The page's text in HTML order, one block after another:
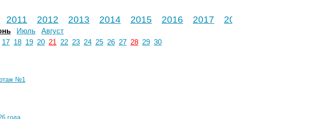
2011 2012 2013 2014 2015 2016 2017 2018
Июль
Август
17 18 19 20 21 22 23 24 25 26 27 28 29 30
№1
года